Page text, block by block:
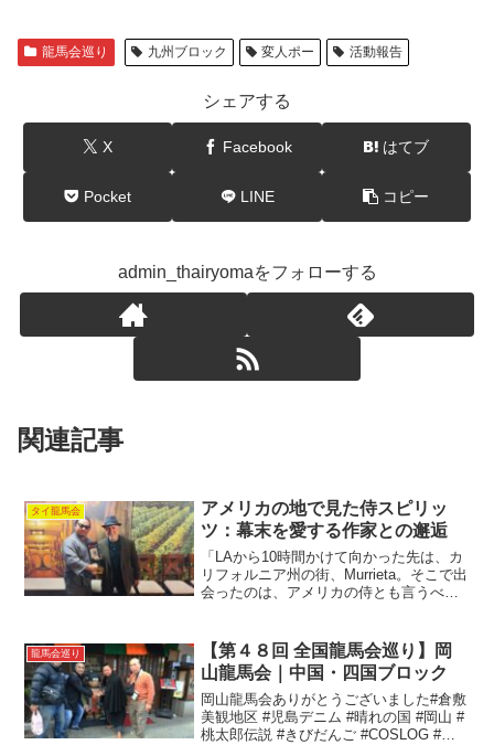
龍馬会巡り 九州ブロック 変人ポー 活動報告
シェアする
X Facebook はてブ
Pocket LINE コピー
admin_thairyomaをフォローする
関連記事
タイ龍馬会
アメリカの地で見た侍スピリッ
ツ：幕末を愛する作家との邂逅
「LAから10時間かけて向かった先は、カ
リフォルニア州の街、Murrieta。そこで出
会ったのは、アメリカの侍とも言うべき
経験を持つ著名な作家。彼は幕末史の研
究をライ...
龍馬会巡り
【第４８回 全国龍馬会巡り】岡
山龍馬会｜中国・四国ブロック
岡山龍馬会ありがとうございました#倉敷
美観地区 #児島デニム #晴れの国 #岡山 #
桃太郎伝説 #きびだんご #COSLOG #コ